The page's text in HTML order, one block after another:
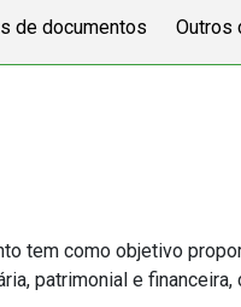
de documentos Outros
tem como objetivo
patrimonial e